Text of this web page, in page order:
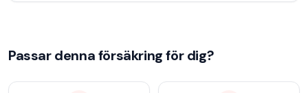
Passar denna försäkring för dig?